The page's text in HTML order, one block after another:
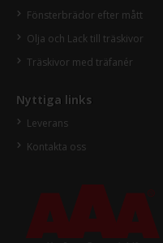
Fönsterbrädor efter mått
Olja och Lack till träskivor
Träskivor med träfanér
Nyttiga links
Leverans
Kontakta oss